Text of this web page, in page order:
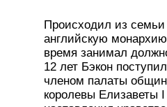
Происходил из
английскую
время занимал
12 лет Бэкон
членом палаты общин
королевы Елизаветы